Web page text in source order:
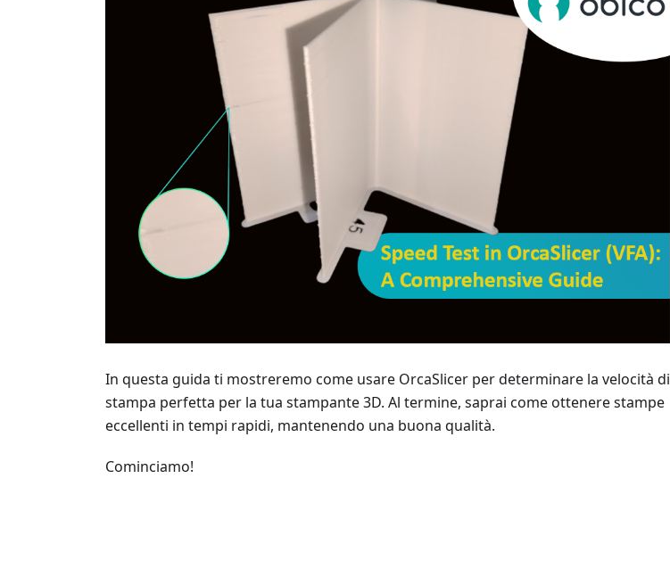
In questa guida ti mostreremo come usare OrcaSlicer per determinare la velocità di
stampa perfetta per la tua stampante 3D. Al termine, saprai come ottenere stampe
eccellenti in tempi rapidi, mantenendo una buona qualità.
Cominciamo!